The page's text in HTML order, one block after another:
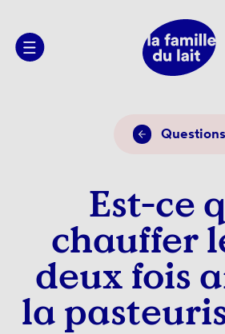
Questions
Est-ce
chauffer
deux fois
la